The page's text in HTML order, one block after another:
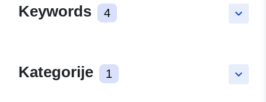
keyboard_arrow_down
Keywords 4
keyboard_arrow_down
Kategorije 1